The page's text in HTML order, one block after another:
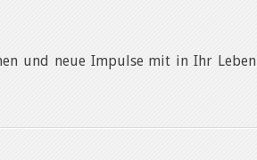
und neue Impulse mit in Ihr Leben